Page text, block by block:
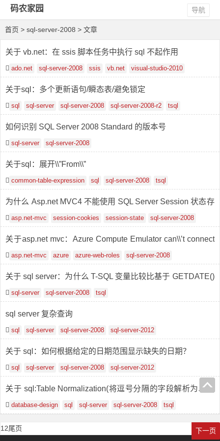
码农家园 导航
首页 > sql-server-2008 > 文章
关于 vb.net：在 ssis 脚本任务中执行 sql 不起作用
ado.net sql-server-2008 ssis vb.net visual-studio-2010
关于sql：多个更新语句/瞬态表/避免锁定
sql sql-server sql-server-2008 sql-server-2008-r2 tsql
如何识别 SQL Server 2008 Standard 的版本号
sql-server sql-server-2008
关于sql：展开\\”From\\”
common-table-expression sql sql-server-2008 tsql
为什么 Asp.net MVC4 不能使用 SQL Server Session 状态存
储的 cookieless
asp.net-mvc session-cookies session-state sql-server-2008
关于asp.net mvc：Azure Compute Emulator can\\’t connect
to database after Upgrade to SQL Server 2008 R2
asp.net-mvc azure azure-web-roles sql-server-2008
关于 sql server：为什么 T-SQL 变量比较比基于 GETDATE()
函数的比较慢？
sql-server sql-server-2008 tsql
sql server 复杂查询
sql sql-server sql-server-2008 sql-server-2012
关于 sql：如何根据给定的日期范围显示缺失的日期？
sql sql-server sql-server-2008 sql-server-2012
关于 sql:Table Normalization(将逗号分隔的字段解析为单独
的记录)
database-design sql sql-server sql-server-2008 tsql
1 2 下一页
尾页